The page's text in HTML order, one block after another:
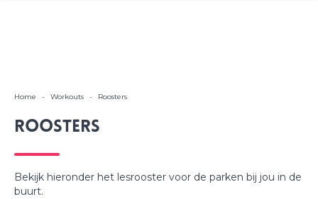
Home - Workouts - Roosters
Roosters
Bekijk hieronder het lesrooster voor de parken bij jou in de
buurt.